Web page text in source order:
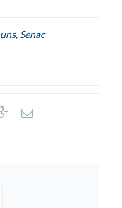
, Senac